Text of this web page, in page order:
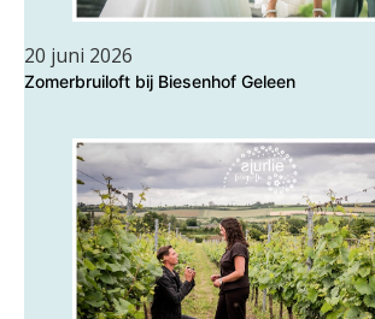
20 juni 2026
Zomerbruiloft bij Biesenhof Geleen